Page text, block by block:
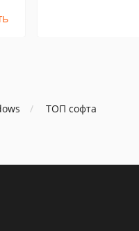
ТОП софта